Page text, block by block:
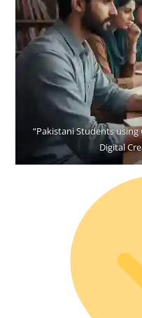
“Pakistani Students
Digital